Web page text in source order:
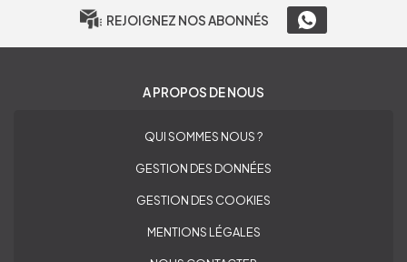
REJOIGNEZ NOS ABONNÉS
A PROPOS DE NOUS
QUI SOMMES NOUS ?
GESTION DES DONNÉES
GESTION DES COOKIES
MENTIONS LÉGALES